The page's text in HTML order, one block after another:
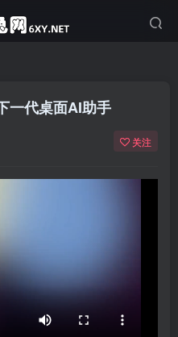
一代桌面AI助手
关注